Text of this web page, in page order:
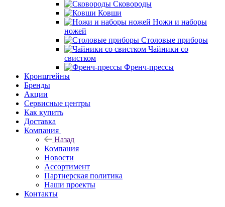
Сковороды
Ковши
Ножи и наборы
ножей
Столовые приборы
Чайники со
свистком
Френч-прессы
Кронштейны
Бренды
Акции
Сервисные центры
Как купить
Доставка
Компания
Назад
Компания
Новости
Ассортимент
Партнерская политика
Наши проекты
Контакты